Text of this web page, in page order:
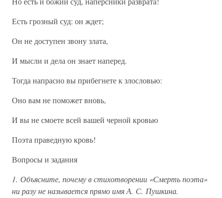
Есть грозный суд: он ждет;
Он не доступен звону злата,
И мысли и дела он знает наперед.
Тогда напрасно вы прибегнете к злословью:
Оно вам не поможет вновь,
И вы не смоете всей вашей черной кровью
Поэта праведную кровь!
Вопросы и задания
1. Объясните, почему в стихотворении «Смерть поэта»
ни разу не называется прямо имя А. С. Пушкина.